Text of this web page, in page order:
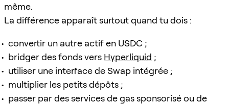
même.
La différence apparaît surtout quand tu dois :
convertir un autre actif en USDC ;
bridger des fonds vers Hyperliquid ;
utiliser une interface de Swap intégrée ;
multiplier les petits dépôts ;
passer par des services de gas sponsorisé ou de